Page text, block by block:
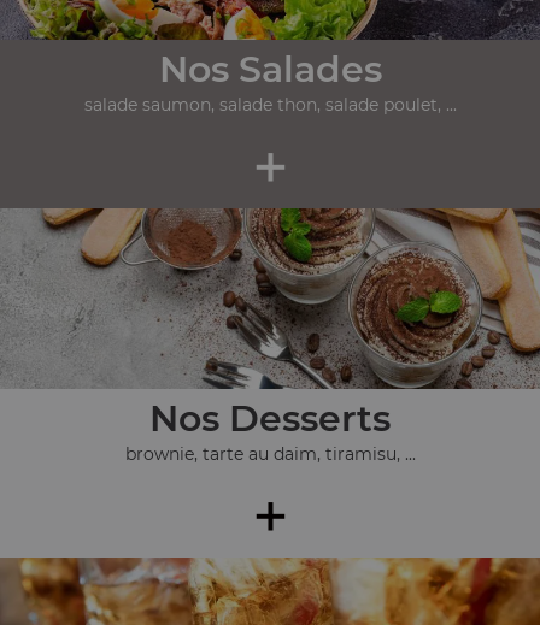
Nos Salades
salade saumon, salade thon, salade poulet, ...
+
Nos Desserts
brownie, tarte au daim, tiramisu, ...
+